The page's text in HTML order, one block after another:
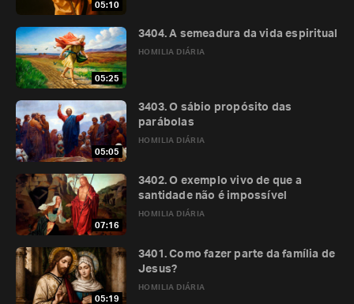
05:10
05:25
HOMILIA DIÁRIA
3404. A semeadura da vida espiritual
05:05
HOMILIA DIÁRIA
3403. O sábio propósito das
parábolas
07:16
HOMILIA DIÁRIA
3402. O exemplo vivo de que a
santidade não é impossível
05:19
HOMILIA DIÁRIA
3401. Como fazer parte da família de
Jesus?